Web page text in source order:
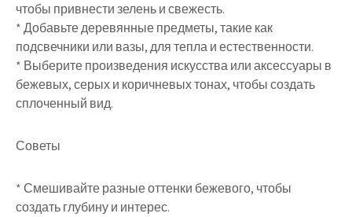
чтобы привнести зелень и свежесть.
* Добавьте деревянные предметы, такие как
подсвечники или вазы, для тепла и естественности.
* Выберите произведения искусства или аксессуары в
бежевых, серых и коричневых тонах, чтобы создать
сплоченный вид.
Советы
* Смешивайте разные оттенки бежевого, чтобы
создать глубину и интерес.